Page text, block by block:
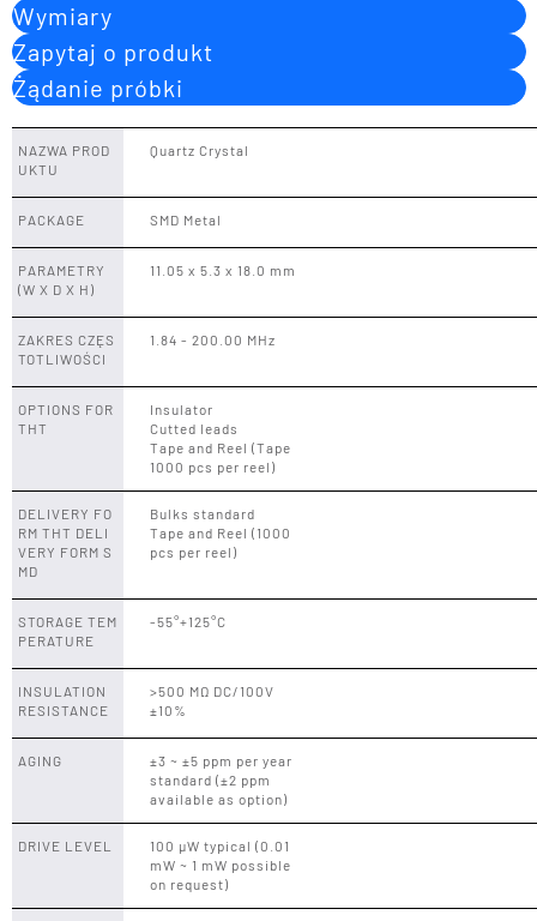
Wymiary
Zapytaj o produkt
Żądanie próbki
NAZWA PROD
UKTU
Quartz Crystal
PACKAGE SMD Metal
PARAMETRY
(W X D X H)
11.05 x 5.3 x 18.0 mm
ZAKRES CZĘS
TOTLIWOŚCI
1.84 - 200.00 MHz
OPTIONS FOR
THT
Insulator
Cutted leads
Tape and Reel (Tape
1000 pcs per reel)
DELIVERY FO
RM THT DELI
VERY FORM S
MD
Bulks standard
Tape and Reel (1000
pcs per reel)
STORAGE TEM
PERATURE
-55°+125°C
INSULATION
RESISTANCE
>500 MΩ DC/100V
±10%
AGING
±3 ~ ±5 ppm per year
standard (±2 ppm
available as option)
DRIVE LEVEL
100 µW typical (0.01
mW ~ 1 mW possible
on request)